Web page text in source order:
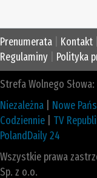
Prenumerata Kontakt
Regulaminy
Polityka
Strefa Wolnego Słowa:
Niezależna
Nowe
Codziennie
TV
PolandDaily 24
Wszystkie prawa
Sp. z o.o.